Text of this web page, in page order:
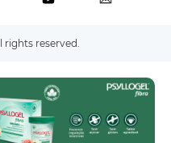
reserved.